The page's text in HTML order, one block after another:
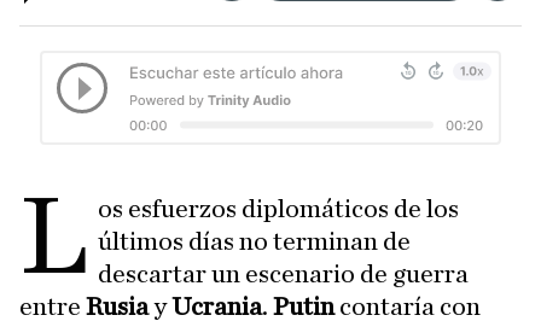
L os esfuerzos diplomáticos de los
últimos días no terminan de
descartar un escenario de guerra
entre RusiayUcrania. Putincontaría con